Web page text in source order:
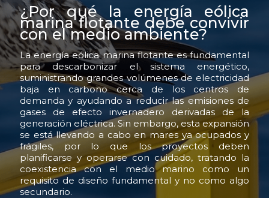
¿Por qué la energía eólica
marina flotante debe convivir
con el medio ambiente?
La energía eólica marina flotante es fundamental
para descarbonizar el sistema energético,
suministrando grandes volúmenes de electricidad
baja en carbono cerca de los centros de
demanda y ayudando a reducir las emisiones de
gases de efecto invernadero derivadas de la
generación eléctrica. Sin embargo, esta expansión
se está llevando a cabo en mares ya ocupados y
frágiles, por lo que los proyectos deben
planificarse y operarse con cuidado, tratando la
coexistencia con el medio marino como un
requisito de diseño fundamental y no como algo
secundario.